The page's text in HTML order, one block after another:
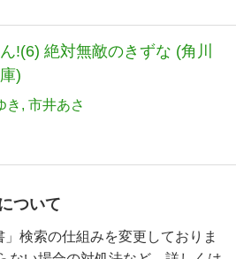
!(6) 絶対無敵のきずな (角川
)
き 市井あさ
ついて
検索の仕組みを変更しておりま